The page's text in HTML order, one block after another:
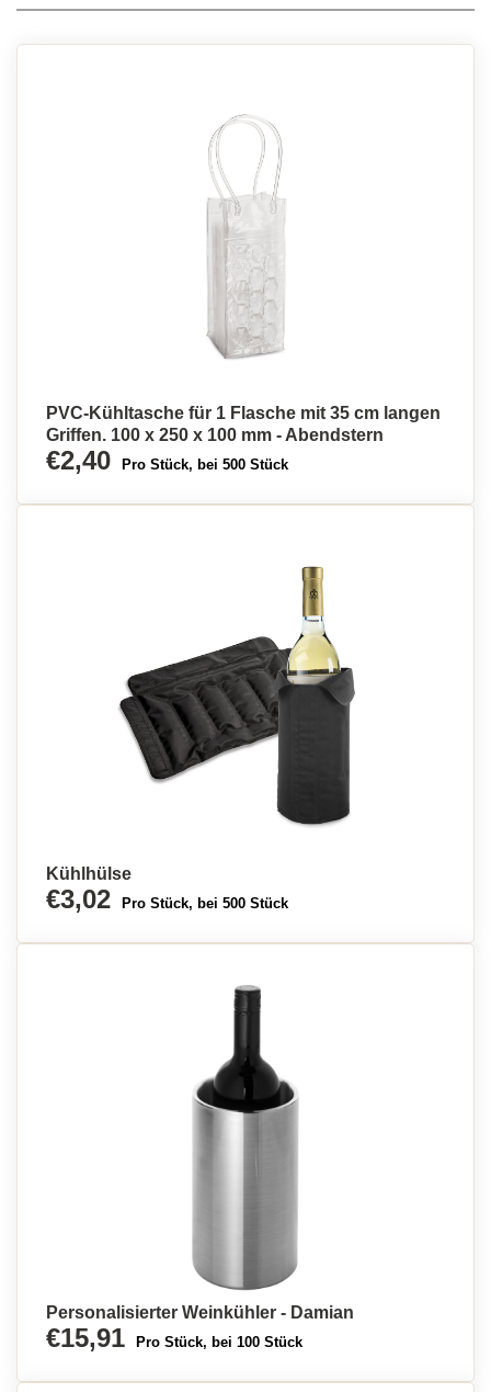
PVC-Kühltasche für 1 Flasche mit 35 cm langen
Griffen. 100 x 250 x 100 mm - Abendstern
€2,40 Pro Stück, bei 500 Stück
Kühlhülse
€3,02 Pro Stück, bei 500 Stück
Personalisierter Weinkühler - Damian
€15,91 Pro Stück, bei 100 Stück